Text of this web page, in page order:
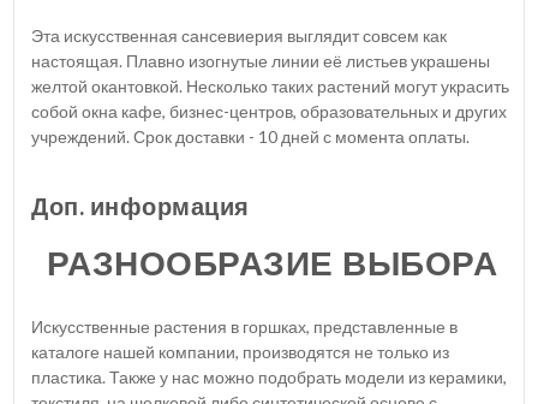
Эта искусственная сансевиерия выглядит совсем как
настоящая. Плавно изогнутые линии её листьев украшены
желтой окантовкой. Несколько таких растений могут украсить
собой окна кафе, бизнес-центров, образовательных и других
учреждений. Срок доставки - 10 дней с момента оплаты.
Доп. информация
РАЗНООБРАЗИЕ ВЫБОРА
Искусственные растения в горшках, представленные в
каталоге нашей компании, производятся не только из
пластика. Также у нас можно подобрать модели из керамики,